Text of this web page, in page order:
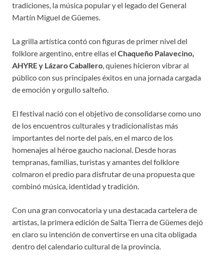
tradiciones, la música popular y el legado del General
Martín Miguel de Güemes.
La grilla artística contó con figuras de primer nivel del
folklore argentino, entre ellas el Chaqueño Palavecino,
AHYRE y Lázaro Caballero, quienes hicieron vibrar al
público con sus principales éxitos en una jornada cargada
de emoción y orgullo salteño.
El festival nació con el objetivo de consolidarse como uno
de los encuentros culturales y tradicionalistas más
importantes del norte del país, en el marco de los
homenajes al héroe gaucho nacional. Desde horas
tempranas, familias, turistas y amantes del folklore
colmaron el predio para disfrutar de una propuesta que
combinó música, identidad y tradición.
Con una gran convocatoria y una destacada cartelera de
artistas, la primera edición de Salta Tierra de Güemes dejó
en claro su intención de convertirse en una cita obligada
dentro del calendario cultural de la provincia.